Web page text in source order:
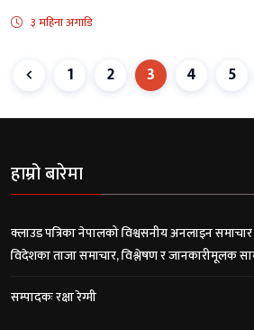
३ महिना अगाडि
1 2 3 4 5
हाम्रो बारेमा
क्लाउड पत्रिका नेपालको विश्वसनीय अनलाइन
विदेशका ताजा समाचार, विश्लेषण र जानकारीमूलक
सम्पादकः रक्षा रेग्मी